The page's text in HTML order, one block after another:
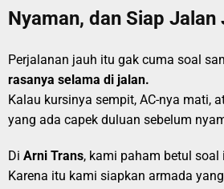
Nyaman, dan Siap Jalan
Perjalanan jauh itu gak cuma soal
rasanya selama di jalan.
Kalau kursinya sempit, AC-nya mati,
yang ada capek duluan sebelum
Di Arni Trans, kami paham betul soal
Karena itu kami siapkan armada yang